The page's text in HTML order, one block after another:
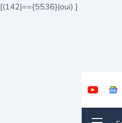
[(142|=={5536}|oui) ]